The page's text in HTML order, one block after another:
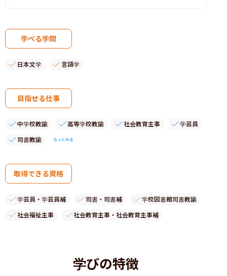
学べる学問
日本文学 言語学
目指せる仕事
中学校教諭 高等学校教諭 社会教育主事
学芸員
司書教諭
もっとみる
取得できる資格
学芸員・学芸員補 司書・司書補
学校図書館司書教諭
社会福祉主事
社会教育主事・社会教育主事補
学びの特徴